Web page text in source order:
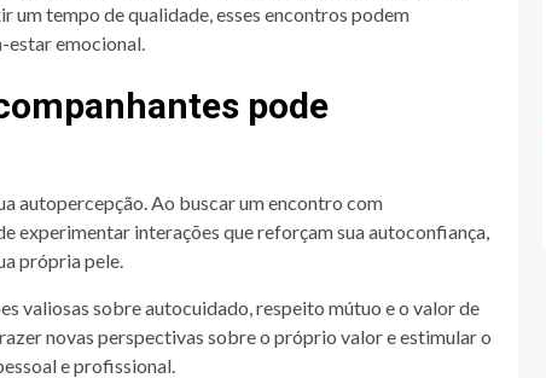
um tempo de qualidade, esses encontros podem
estar emocional.
pode
autopercepção. Ao buscar um encontro com
experimentar interações que reforçam sua autoconfiança,
própria pele.
valiosas sobre autocuidado, respeito mútuo e o valor de
novas perspectivas sobre o próprio valor e estimular o
e profissional.